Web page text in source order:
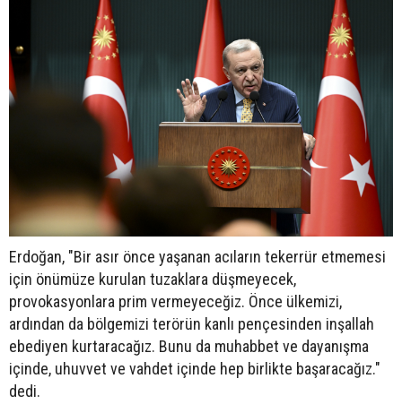
Erdoğan, "Bir asır önce yaşanan acıların tekerrür etmemesi
için önümüze kurulan tuzaklara düşmeyecek,
provokasyonlara prim vermeyeceğiz. Önce ülkemizi,
ardından da bölgemizi terörün kanlı pençesinden inşallah
ebediyen kurtaracağız. Bunu da muhabbet ve dayanışma
içinde, uhuvvet ve vahdet içinde hep birlikte başaracağız."
dedi.